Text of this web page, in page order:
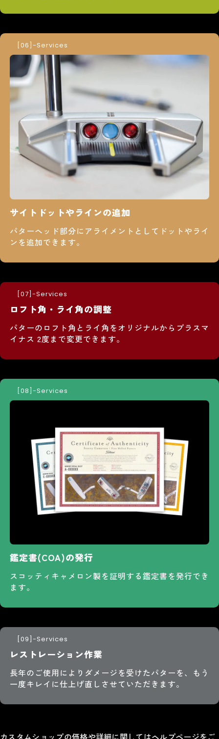
-Services
サイトドットやラインの追加
パターヘッド部分にアライメントとしてドットやライ
ンを追加できます。
-Services
ロフト角・ライ角の調整
パターのロフト角とライ角をオリジナルからプラスマ
イナス 2度まで変更できます。
-Services
鑑定書(COA)の発行
スコッティキャメロン製を証明する鑑定書を発行でき
ます。
-Services
レストレーション作業
長年のご使用によりダメージを受けたパターを、もう
一度キレイに仕上げ直しさせていただきます。
カスタムショップの価格や詳細に関してはヘルプページをご